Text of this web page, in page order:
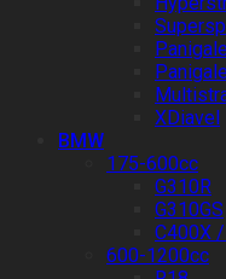
XDiavel
BMW
175-600cc
G310R
G310GS
C400X
600-1200cc